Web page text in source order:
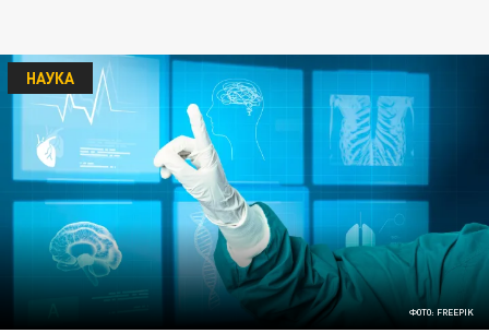
ФОТО: FREEPIK
НАУКА